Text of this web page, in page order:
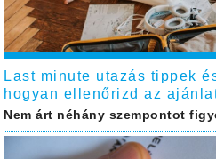
Last minute utazás tippek
hogyan ellenőrizd az
Nem árt néhány szempontot